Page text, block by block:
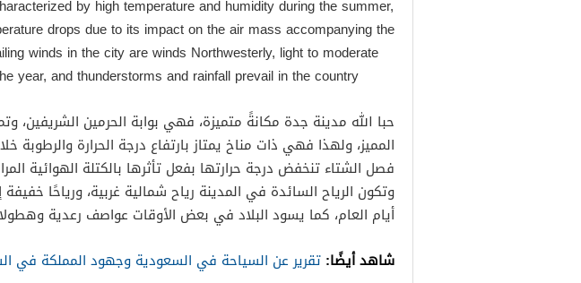
by high temperature and humidity during the summer,
drops due to its impact on the air mass accompanying the
winds in the city are winds Northwesterly, light to moderate
year, and thunderstorms and rainfall prevail in the country
حبا الله مدينة جدة مكانةً متميزة، فهي بوابة الحرمين الشريفين،
المميز، ولهذا فهي ذات مناخ يمتاز بارتفاع درجة الحرارة
فصل الشتاء تنخفض درجة حرارتها بفعل تأثرها بالكتلة الهوائية
وتكون الرياح السائدة في المدينة رياح شمالية غربية، ورياحًا
أيام العام، كما يسود البلاد في بعض الأوقات عواصف رعدية
شاهد أيضًا: تقرير عن السياحة في السعودية وجهود المملكة في